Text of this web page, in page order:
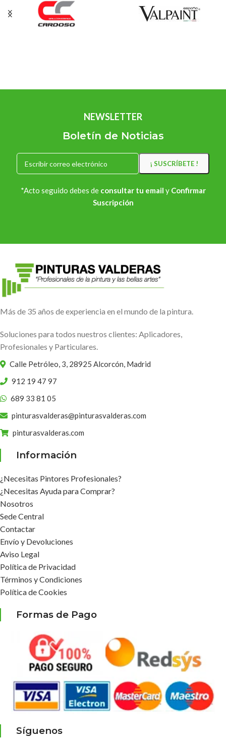
NEWSLETTER
Boletín de Noticias
*Acto seguido debes de consultar tu email y Confirmar
Suscripción
Más de 35 años de experiencia en el mundo de la pintura.
Soluciones para todos nuestros clientes: Aplicadores,
Profesionales y Particulares.
Calle Petróleo, 3, 28925 Alcorcón, Madrid
912 19 47 97
689 33 81 05
pinturasvalderas@pinturasvalderas.com
pinturasvalderas.com
Información
¿Necesitas Pintores Profesionales?
¿Necesitas Ayuda para Comprar?
Nosotros
Sede Central
Contactar
Envío y Devoluciones
Aviso Legal
Política de Privacidad
Términos y Condiciones
Política de Cookies
Formas de Pago
Síguenos